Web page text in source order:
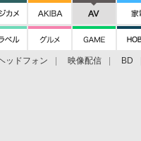
ッドフォン 映像配信 BD